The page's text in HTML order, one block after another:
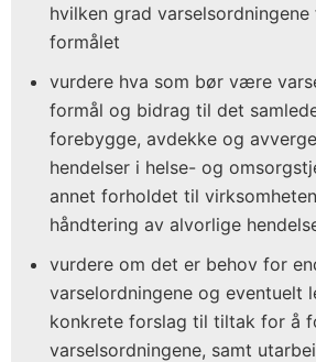
hvilken grad
formålet
vurdere hva som bør være
formål og bidrag til det
forebygge, avdekke og
hendelser i helse- og
annet forholdet til
håndtering av alvorlige
vurdere om det er behov for
varselordningene og eventuelt
konkrete forslag til tiltak for å
varselsordningene, samt